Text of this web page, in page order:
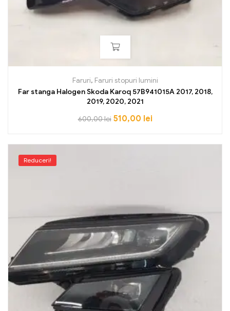
Faruri, Faruri stopuri lumini
Far stanga Halogen Skoda Karoq 57B941015A 2017, 2018,
2019, 2020, 2021
600,00lei 510,00 lei
Reduceri!